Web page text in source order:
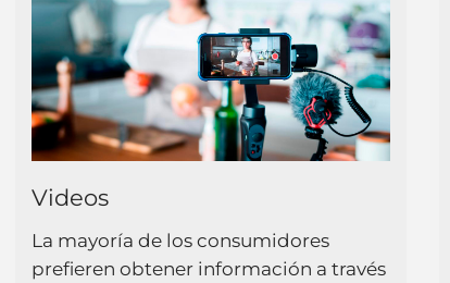
Videos
La mayoría de los consumidores
prefieren obtener información a través